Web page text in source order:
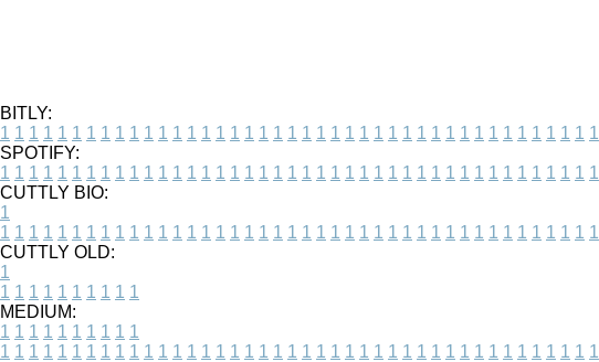
BITLY:
1 1 1 1 1 1 1 1 1 1 1 1 1 1 1 1 1 1 1 1 1 1 1 1 1 1 1 1 1 1 1 1 1 1 1 1 1 1 1 1 1 1
SPOTIFY:
1 1 1 1 1 1 1 1 1 1 1 1 1 1 1 1 1 1 1 1 1 1 1 1 1 1 1 1 1 1 1 1 1 1 1 1 1 1 1 1 1 1
CUTTLY BIO:
1
1 1 1 1 1 1 1 1 1 1 1 1 1 1 1 1 1 1 1 1 1 1 1 1 1 1 1 1 1 1 1 1 1 1 1 1 1 1 1 1 1 1
CUTTLY OLD:
1
1 1 1 1 1 1 1 1 1 1
MEDIUM:
1 1 1 1 1 1 1 1 1 1
1 1 1 1 1 1 1 1 1 1 1 1 1 1 1 1 1 1 1 1 1 1 1 1 1 1 1 1 1 1 1 1 1 1 1 1 1 1 1 1 1 1